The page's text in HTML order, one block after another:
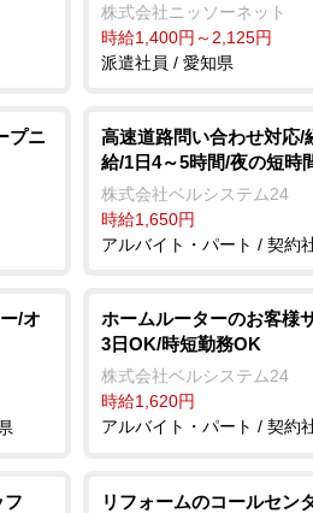
株式会社ニッソーネット
時給1,400円～2,125円
派遣社員 / 愛知県
プニ
高速道路問い合わせ対応/
給/1日4～5時間/夜の短時
株式会社ベルシステム24
時給1,650円
アルバイト・パート / 契約
/オ
ホームルーターのお客様
3日OK/時短勤務OK
株式会社ベルシステム24
時給1,620円
アルバイト・パート / 契約
フ
リフォームのコールセン